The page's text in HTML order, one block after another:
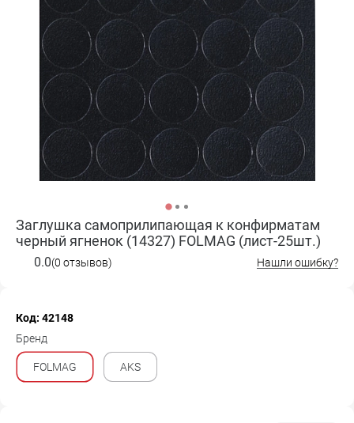
Заглушка самоприлипающая к конфирматам
черный ягненок (14327) FOLMAG (лист-25шт.)
0.0(0 отзывов) Нашли ошибку?
Код: 42148
Бренд
FOLMAG AKS